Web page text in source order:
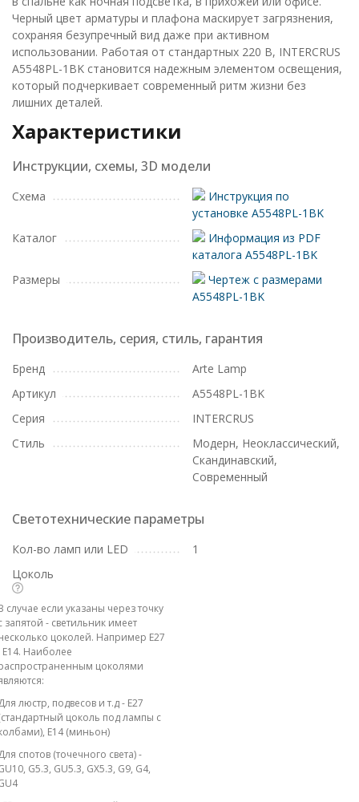
Черный цвет арматуры и плафона маскирует загрязнения,
сохраняя безупречный вид даже при активном
использовании. Работая от стандартных 220 В, INTERCRUS
A5548PL-1BK становится надежным элементом освещения,
который подчеркивает современный ритм жизни без
лишних деталей.
Характеристики
Инструкции, схемы, 3D модели
Схема
Инструкция по
установке A5548PL-1BK
Каталог
Информация из PDF
каталога A5548PL-1BK
Размеры
Чертеж с размерами
A5548PL-1BK
Производитель, серия, стиль, гарантия
Бренд
Arte Lamp
Артикул
A5548PL-1BK
Серия
INTERCRUS
Стиль
Модерн, Неоклассический,
Скандинавский,
Современный
Светотехнические параметры
Кол-во ламп или LED
1
Цоколь
случае если указаны через точку
запятой - светильник имеет
цоколей. Например E27
E14. Наиболее
цоколями
люстр, подвесов и т.д - E27
цоколь под лампы с
E14 (миньон)
спотов (точечного света) -
G5.3, GU5.3, GX5.3, G9, G4,